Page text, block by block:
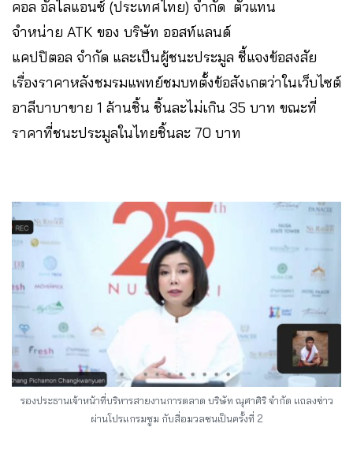
คอล อัลไลแอนซ์ (ประเทศไทย) จำกัด ตัวแทน
จำหน่าย ATK ของ บริษัท ออสท์แลนด์
แคปปิตอล จำกัด และเป็นผู้ชนะประมูล ชี้แจงข้อสงสัย
เรื่องราคาหลังชมรมแพทย์ชมบทตั้งข้อสังเกตว่าในเว็บไซต์
อาลีบาบาขาย 1 ล้านชิ้น ชิ้นละไม่เกิน 35 บาท ขณะที่
ราคาที่ชนะประมูลในไทยชิ้นละ 70 บาท
รองประธานเจ้าหน้าที่บริหารสายงานการตลาด บริษัท ณุศาศิริ จำกัด แถลงข่าว
ผ่านโปรแกรมซูม กับสื่อมวลชนเป็นครั้งที่ 2